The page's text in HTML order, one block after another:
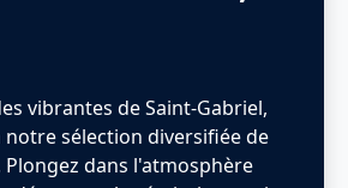
vibrantes de Saint-Gabriel,
notre sélection diversifiée de
dans l'atmosphère